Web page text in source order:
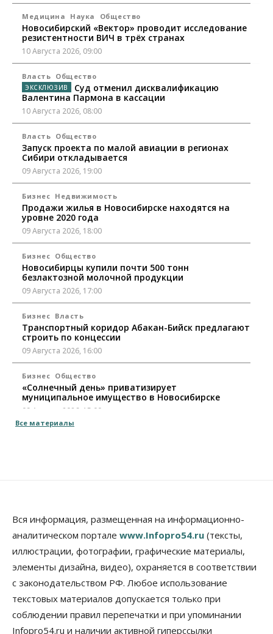
Медицина Наука Общество
Новосибирский «Вектор» проводит исследование
резистентности ВИЧ в трёх странах
10 Августа 2026, 09:00
Власть Общество
Суд отменил дисквалификацию
Валентина Пармона в кассации
10 Августа 2026, 08:00
Власть Общество
Запуск проекта по малой авиации в регионах
Сибири откладывается
09 Августа 2026, 19:00
Бизнес Недвижимость
Продажи жилья в Новосибирске находятся на
уровне 2020 года
09 Августа 2026, 18:00
Бизнес Общество
Новосибирцы купили почти 500 тонн
безлактозной молочной продукции
09 Августа 2026, 17:00
Бизнес Власть
Транспортный коридор Абакан-Бийск предлагают
строить по концессии
09 Августа 2026, 16:00
Бизнес Общество
«Солнечный день» приватизирует
муниципальное имущество в Новосибирске
09 Августа 2026, 15:00
Новосибирском объявят в ближайшее время
Общество
Экстренное предупреждение из-за жары в
Новосибирске распространили спасатели
09 Августа 2026, 13:30
Власть Город Общество
Еще одна остановка «городской электрички»
Все материалы
Вся информация, размещенная на информационно-
аналитическом портале www.Infopro54.ru (тексты,
иллюстрации, фотографии, графические материалы,
элементы дизайна, видео), охраняется в соответствии
с законодательством РФ. Любое использование
текстовых материалов допускается только при
соблюдении правил перепечатки и при упоминании
Infopro54.ru и наличии активной гиперссылки